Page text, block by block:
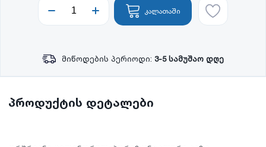
კალათაში
მიწოდების პერიოდი: 3-5 სამუშაო დღე
პროდუქტის დეტალები